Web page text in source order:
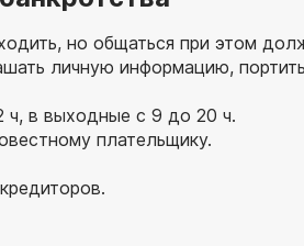
но общаться при этом
личную информацию,
ч, в выходные с 9 до 20 ч.
плательщику.